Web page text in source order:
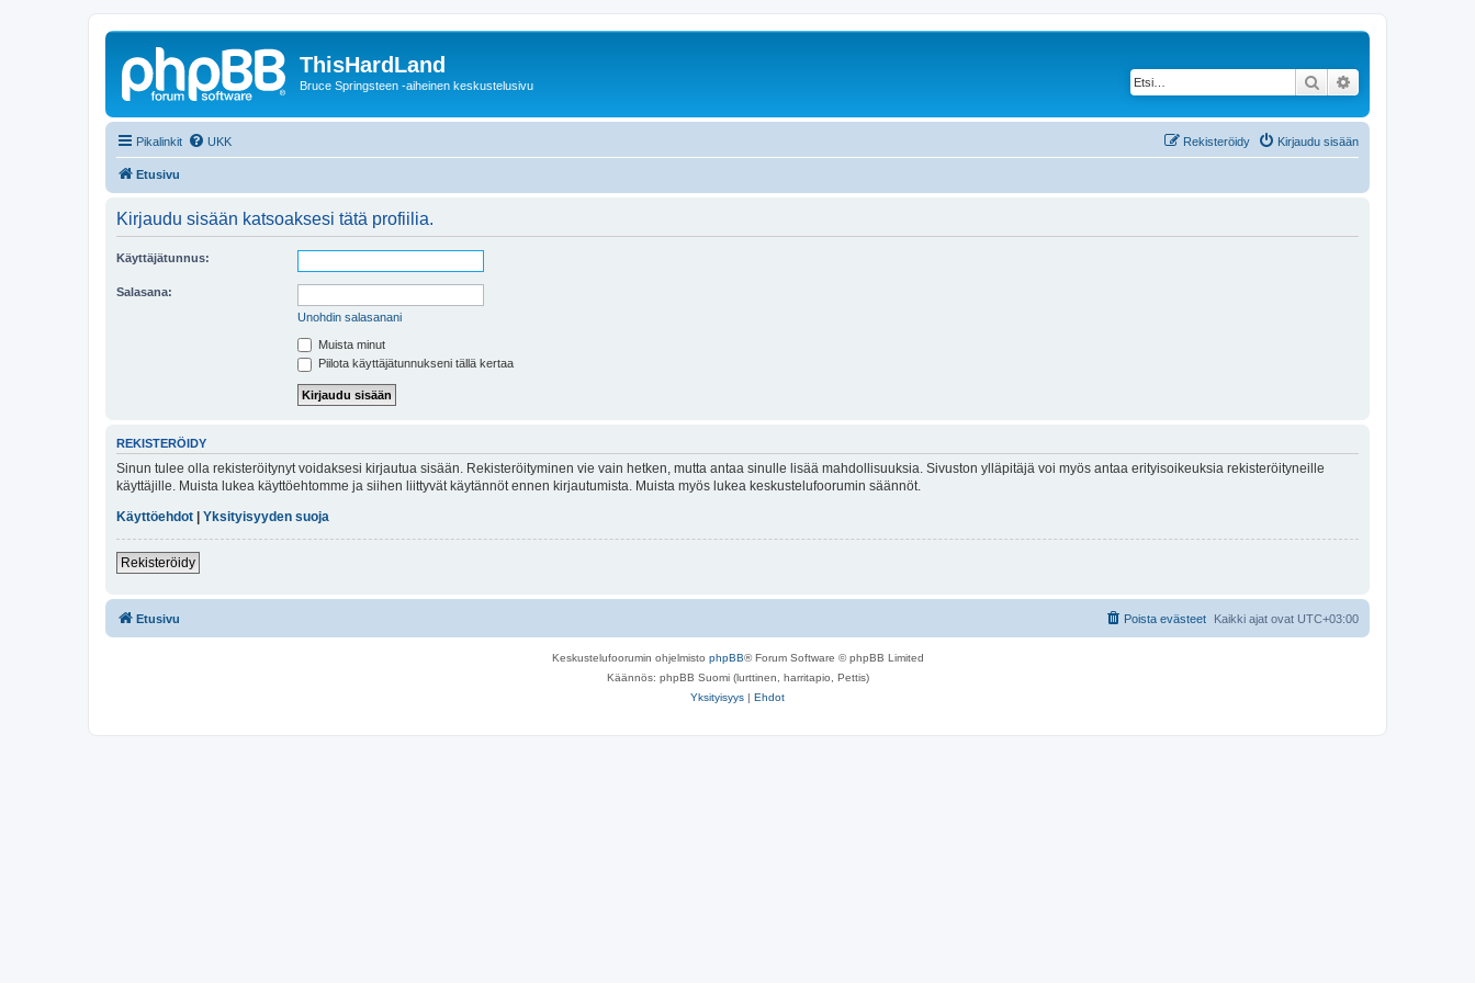
ThisHardLand
Bruce Springsteen -aiheinen keskustelusivu Etsi
Pikalinkit UKK Kirjaudu sisään
Rekisteröidy
Etusivu
Kirjaudu sisään katsoaksesi tätä profiilia.
Käyttäjätunnus:
Salasana:
Unohdin salasanani
Muista minut
Piilota käyttäjätunnukseni tällä kertaa
REKISTERÖIDY
Sinun tulee olla rekisteröitynyt voidaksesi kirjautua sisään. Rekisteröityminen vie vain hetken, mutta antaa sinulle lisää mahdollisuuksia. Sivuston ylläpitäjä voi myös antaa erityisoikeuksia rekisteröityneille
käyttäjille. Muista lukea käyttöehtomme ja siihen liittyvät käytännöt ennen kirjautumista. Muista myös lukea keskustelufoorumin säännöt.
Käyttöehdot
Yksityisyyden suoja
Rekisteröidy
Etusivu Kaikki ajat ovat UTC+03:00
Poista evästeet
Keskustelufoorumin ohjelmisto phpBB® Forum Software © phpBB Limited
Käännös: phpBB Suomi (lurttinen, harritapio, Pettis)
Yksityisyys | Ehdot